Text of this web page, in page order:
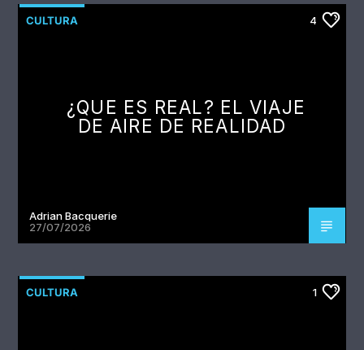
CULTURA 4
¿QUE ES REAL? EL VIAJE
DE AIRE DE REALIDAD
Adrian Bacquerie
27/07/2026
CULTURA 1